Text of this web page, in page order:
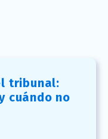
tribunal:
cuándo no